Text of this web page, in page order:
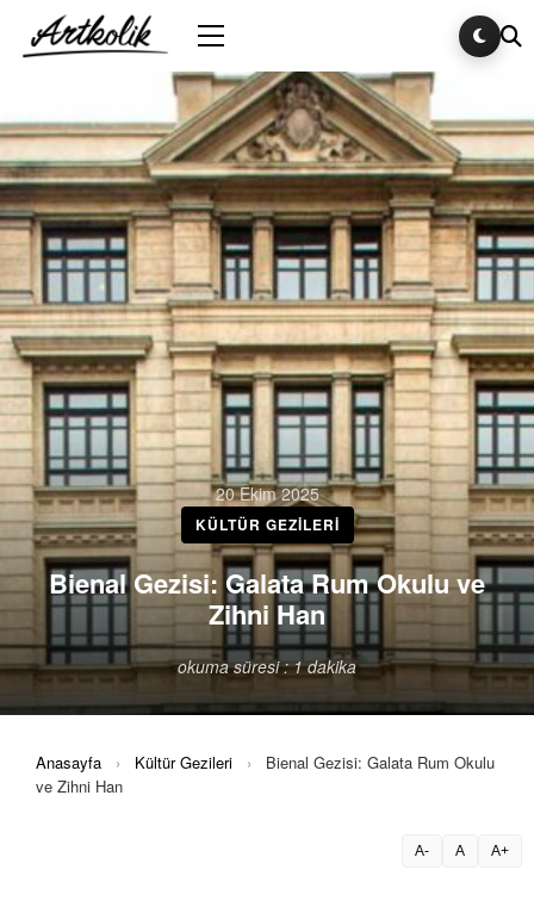
20 Ekim 2025
KÜLTÜR GEZILERI
Bienal Gezisi: Galata Rum Okulu ve
Zihni Han
okuma süresi : 1 dakika
Anasayfa › Kültür Gezileri ›
Bienal Gezisi: Galata Rum Okulu
ve Zihni Han
A- A A+